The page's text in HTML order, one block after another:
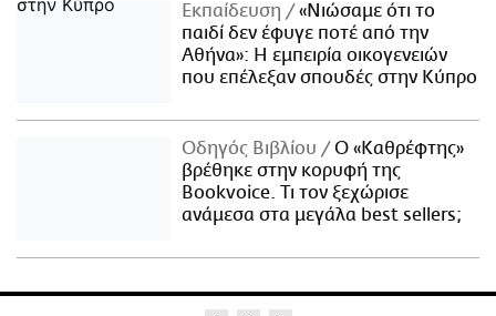
Εκπαίδευση
«Νιώσαμε ότι το
παιδί δεν έφυγε ποτέ από την
Αθήνα»: Η εμπειρία οικογενειών
που επέλεξαν σπουδές στην Κύπρο
Οδηγός Βιβλίου
Ο «Καθρέφτης»
βρέθηκε στην κορυφή της
Bookvoice. Τι τον ξεχώρισε
ανάμεσα στα μεγάλα best sellers;